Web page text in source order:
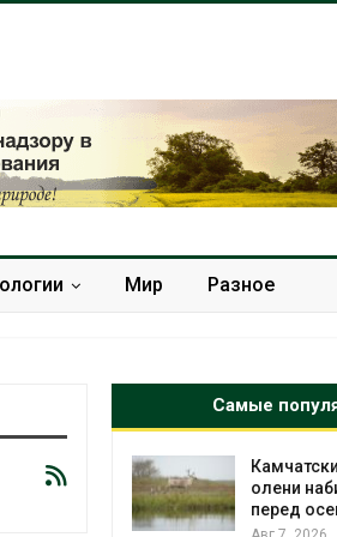
Мир Разное
Самые
Камчатские северные
олени набирают вес
перед осенней миграцией